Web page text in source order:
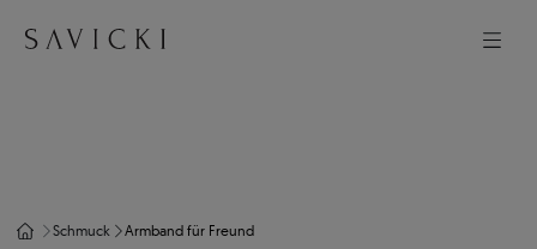
Schmuck Armband für Freund